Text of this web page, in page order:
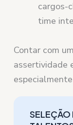
cargos-
time
Contar com
assertividade
SELEÇÃO